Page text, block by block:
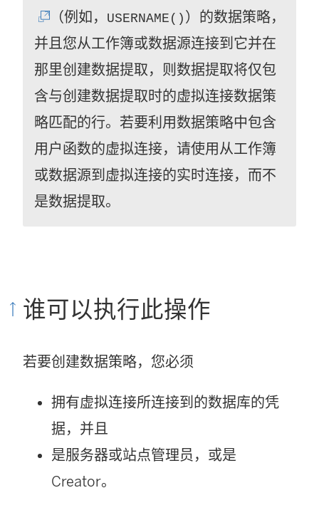
（例如， USERNAME() ）的数据策略，
并且您从工作簿或数据源连接到它并在
那里创建数据提取，则数据提取将仅包
含与创建数据提取时的虚拟连接数据策
略匹配的行。若要利用数据策略中包含
用户函数的虚拟连接，请使用从工作簿
或数据源到虚拟连接的实时连接，而不
是数据提取。
谁可以执行此操作
若要创建数据策略，您必须
拥有虚拟连接所连接到的数据库的凭
据，并且
是服务器或站点管理员，或是
Creator。